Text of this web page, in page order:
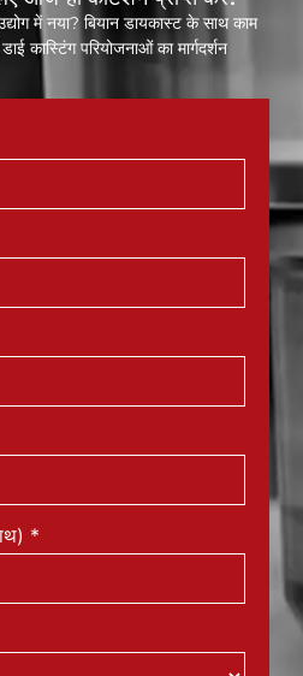
आज ही कोटेशन प्राप्त करें!
में नया? बियान डायकास्ट के साथ काम
कास्टिंग परियोजनाओं का मार्गदर्शन